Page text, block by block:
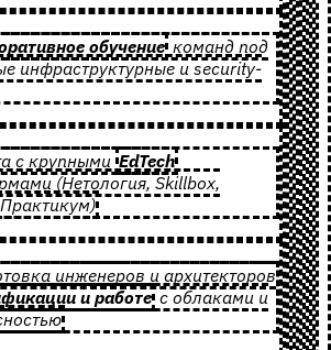
обучение команд под
инфраструктурные и security-
с крупными EdTech
(Нетология, Skillbox,
инженеров и архитекторов
и работес облаками и